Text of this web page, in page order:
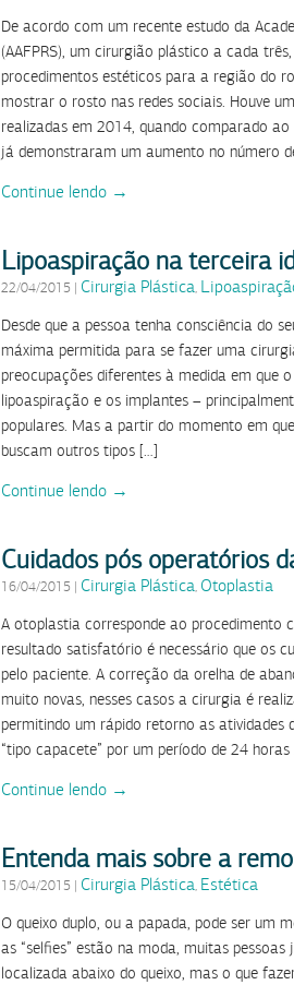
De acordo com um recente estudo da
(AAFPRS), um cirurgião plástico a cada
procedimentos estéticos para a região do
mostrar o rosto nas redes sociais. Houve
realizadas em 2014, quando comparado
já demonstraram um aumento no número
Continue lendo →
Lipoaspiração na terceira
22/04/2015 | Cirurgia Plástica,
Desde que a pessoa tenha consciência do
máxima permitida para se fazer uma
preocupações diferentes à medida em que
lipoaspiração e os implantes –
populares. Mas a partir do momento em
buscam outros tipos […]
Continue lendo →
Cuidados pós operatórios
16/04/2015 | Cirurgia Plástica, Otoplastia
A otoplastia corresponde ao procedimento
resultado satisfatório é necessário que os
pelo paciente. A correção da orelha de
muito novas, nesses casos a cirurgia é
permitindo um rápido retorno as atividades
“tipo capacete” por um período de 24
Continue lendo →
Entenda mais sobre a
15/04/2015 | Cirurgia Plástica, Estética
O queixo duplo, ou a papada, pode ser um
as “selfies” estão na moda, muitas
localizada abaixo do queixo, mas o que